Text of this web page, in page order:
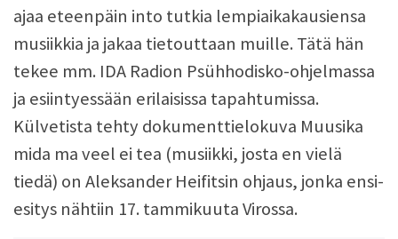
ajaa eteenpäin into tutkia lempiaikakausiensa
musiikkia ja jakaa tietouttaan muille. Tätä hän
tekee mm. IDA Radion Psühhodisko-ohjelmassa
ja esiintyessään erilaisissa tapahtumissa.
Külvetista tehty dokumenttielokuva Muusika
mida ma veel ei tea (musiikki, josta en vielä
tiedä) on Aleksander Heifitsin ohjaus, jonka ensi-
esitys nähtiin 17. tammikuuta Virossa.